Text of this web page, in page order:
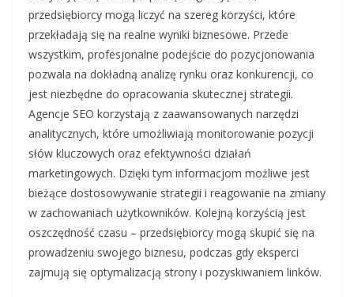
przedsiębiorcy mogą liczyć na szereg korzyści, które
przekładają się na realne wyniki biznesowe. Przede
wszystkim, profesjonalne podejście do pozycjonowania
pozwala na dokładną analizę rynku oraz konkurencji, co
jest niezbędne do opracowania skutecznej strategii.
Agencje SEO korzystają z zaawansowanych narzędzi
analitycznych, które umożliwiają monitorowanie pozycji
słów kluczowych oraz efektywności działań
marketingowych. Dzięki tym informacjom możliwe jest
bieżące dostosowywanie strategii i reagowanie na zmiany
w zachowaniach użytkowników. Kolejną korzyścią jest
oszczędność czasu – przedsiębiorcy mogą skupić się na
prowadzeniu swojego biznesu, podczas gdy eksperci
zajmują się optymalizacją strony i pozyskiwaniem linków.